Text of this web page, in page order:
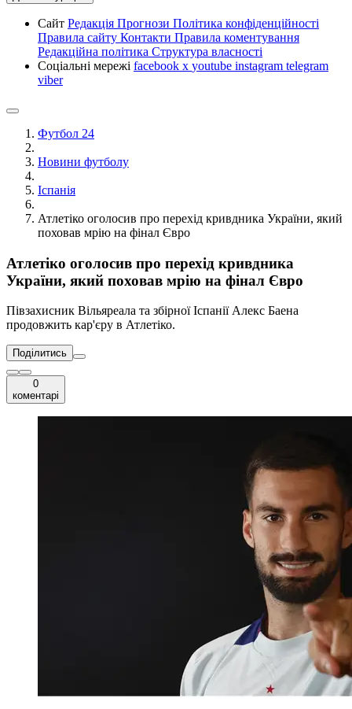
Сайт Редакція Прогнози Політика конфіденційності
Правила сайту Контакти Правила коментування
Редакційна політика Структура власності
Соціальні мережі facebook x youtube instagram telegram
viber
Футбол 24
Новини футболу
Іспанія
Атлетіко оголосив про перехід кривдника України, який
поховав мрію на фінал Євро
Атлетіко оголосив про перехід кривдника
України, який поховав мрію на фінал Євро
Півзахисник Вільяреала та збірної Іспанії Алекс Баена
продовжить кар'єру в Атлетіко.
Поділитись
0
коментарі